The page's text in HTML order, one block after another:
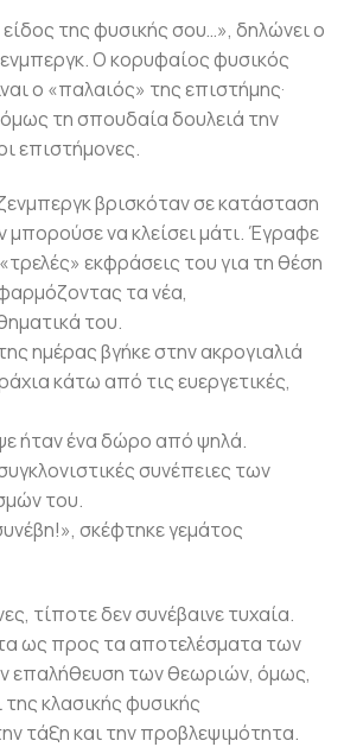
της φυσικής σου…», δηλώνει ο
Ο κορυφαίος φυσικός
ο «παλαιός» της επιστήμης·
τη σπουδαία δουλειά την
επιστήμονες.
βρισκόταν σε κατάσταση
μπορούσε να κλείσει μάτι. Έγραφε
εκφράσεις του για τη θέση
τα νέα,
του.
ημέρας βγήκε στην ακρογιαλιά
κάτω από τις ευεργετικές,
ήταν ένα δώρο από ψηλά.
συνέπειες των
του.
σκέφτηκε γεμάτος
τίποτε δεν συνέβαινε τυχαία.
ως προς τα αποτελέσματα των
επαλήθευση των θεωριών, όμως,
κλασικής φυσικής
τάξη και την προβλεψιμότητα.